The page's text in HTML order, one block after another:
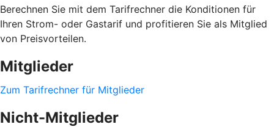
Berechnen Sie mit dem Tarifrechner die Konditionen für
Ihren Strom- oder Gastarif und profitieren Sie als Mitglied
von Preisvorteilen.
Mitglieder
Zum Tarifrechner für Mitglieder
Nicht-Mitglieder